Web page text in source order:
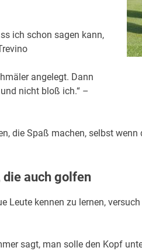
ich schon sagen kann,
angelegt. Dann
nicht bloß ich.“ –
die Spaß machen, selbst
auch golfen
Leute kennen zu lernen,
sagt, man solle den Kopf